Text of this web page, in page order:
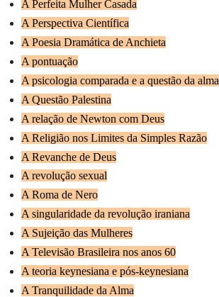
A Perfeita Mulher Casada
A Perspectiva Científica
A Poesia Dramática de Anchieta
A pontuação
A psicologia comparada e a questão da alma
A Questão Palestina
A relação de Newton com Deus
A Religião nos Limites da Simples Razão
A Revanche de Deus
A revolução sexual
A Roma de Nero
A singularidade da revolução iraniana
A Sujeição das Mulheres
A Televisão Brasileira nos anos 60
A teoria keynesiana e pós-keynesiana
A Tranquilidade da Alma